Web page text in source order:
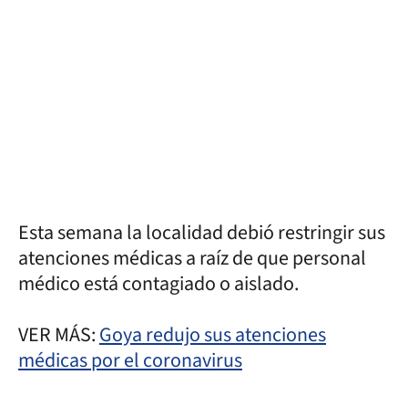
Esta semana la localidad debió restringir sus
atenciones médicas a raíz de que personal
médico está contagiado o aislado.
VER MÁS:Goya redujo sus atenciones
médicas por el coronavirus